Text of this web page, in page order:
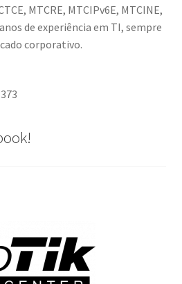
MTCRE, MTCIPv6E, MTCINE,
de experiência em TI, sempre
corporativo.